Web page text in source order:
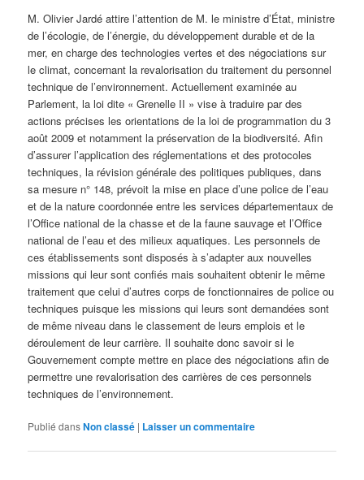
M. Olivier Jardé attire l’attention de M. le ministre d’État, ministre
de l’écologie, de l’énergie, du développement durable et de la
mer, en charge des technologies vertes et des négociations sur
le climat, concernant la revalorisation du traitement du personnel
technique de l’environnement. Actuellement examinée au
Parlement, la loi dite « Grenelle II » vise à traduire par des
actions précises les orientations de la loi de programmation du 3
août 2009 et notamment la préservation de la biodiversité. Afin
d’assurer l’application des réglementations et des protocoles
techniques, la révision générale des politiques publiques, dans
sa mesure n° 148, prévoit la mise en place d’une police de l’eau
et de la nature coordonnée entre les services départementaux de
l’Office national de la chasse et de la faune sauvage et l’Office
national de l’eau et des milieux aquatiques. Les personnels de
ces établissements sont disposés à s’adapter aux nouvelles
missions qui leur sont confiés mais souhaitent obtenir le même
traitement que celui d’autres corps de fonctionnaires de police ou
techniques puisque les missions qui leurs sont demandées sont
de même niveau dans le classement de leurs emplois et le
déroulement de leur carrière. Il souhaite donc savoir si le
Gouvernement compte mettre en place des négociations afin de
permettre une revalorisation des carrières de ces personnels
techniques de l’environnement.
Publié dansNon classé | Laisser un commentaire